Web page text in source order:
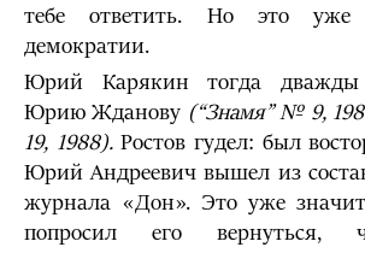
тебе ответить. Но это уже
демократии.
Юрий Карякин тогда
Юрию Жданову (“Знамя” № 9,
19, 1988).Ростов гудел: был
Юрий Андреевич вышел из
журнала «Дон». Это уже
попросил его вернуться,